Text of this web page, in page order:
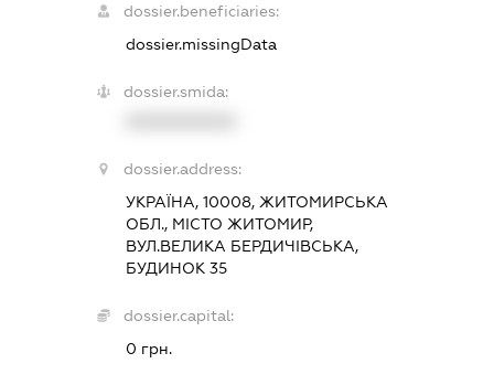
dossier.beneficiaries:
dossier.missingData
dossier.smida:
dossier.address:
УКРАЇНА, 10008, ЖИТОМИРСЬКА
ОБЛ., МІСТО ЖИТОМИР,
ВУЛ.ВЕЛИКА БЕРДИЧІВСЬКА,
БУДИНОК 35
dossier.capital:
0 грн.